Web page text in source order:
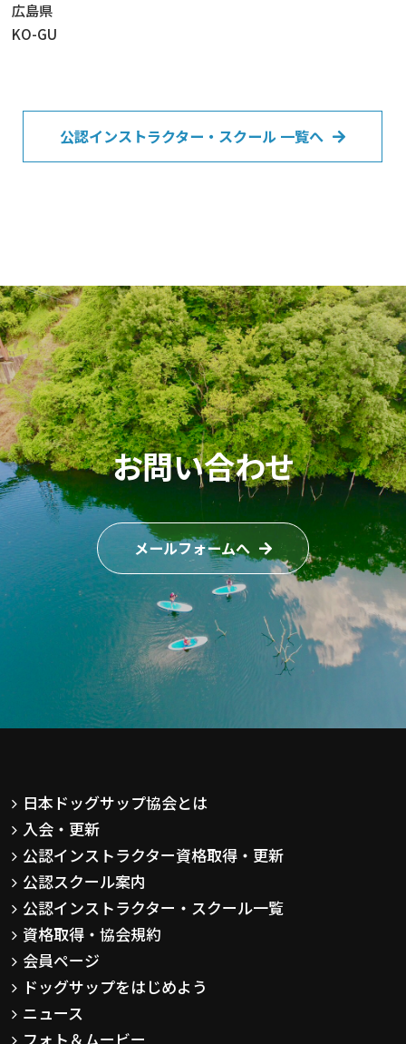
広島県
KO-GU
公認インストラクター・スクール 一覧へ
お問い合わせ
メールフォームへ
日本ドッグサップ協会とは
入会・更新
公認インストラクター資格取得・更新
公認スクール案内
公認インストラクター・スクール一覧
資格取得・協会規約
会員ページ
ドッグサップをはじめよう
ニュース
フォト＆ムービー